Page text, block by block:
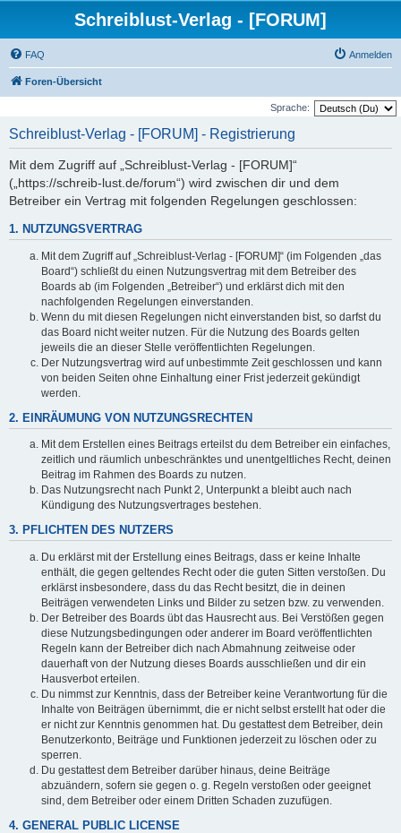
Schreiblust-Verlag - [FORUM]
FAQ Anmelden
Foren-Übersicht
Sprache:
Schreiblust-Verlag - [FORUM] - Registrierung
Mit dem Zugriff auf „Schreiblust-Verlag - [FORUM]“
(„https://schreib-lust.de/forum“) wird zwischen dir und dem
Betreiber ein Vertrag mit folgenden Regelungen geschlossen:
1. NUTZUNGSVERTRAG
Mit dem Zugriff auf „Schreiblust-Verlag - [FORUM]“ (im Folgenden „das
Board“) schließt du einen Nutzungsvertrag mit dem Betreiber des
Boards ab (im Folgenden „Betreiber“) und erklärst dich mit den
nachfolgenden Regelungen einverstanden.
Wenn du mit diesen Regelungen nicht einverstanden bist, so darfst du
das Board nicht weiter nutzen. Für die Nutzung des Boards gelten
jeweils die an dieser Stelle veröffentlichten Regelungen.
Der Nutzungsvertrag wird auf unbestimmte Zeit geschlossen und kann
von beiden Seiten ohne Einhaltung einer Frist jederzeit gekündigt
werden.
2. EINRÄUMUNG VON NUTZUNGSRECHTEN
Mit dem Erstellen eines Beitrags erteilst du dem Betreiber ein einfaches,
zeitlich und räumlich unbeschränktes und unentgeltliches Recht, deinen
Beitrag im Rahmen des Boards zu nutzen.
Das Nutzungsrecht nach Punkt 2, Unterpunkt a bleibt auch nach
Kündigung des Nutzungsvertrages bestehen.
3. PFLICHTEN DES NUTZERS
Du erklärst mit der Erstellung eines Beitrags, dass er keine Inhalte
enthält, die gegen geltendes Recht oder die guten Sitten verstoßen. Du
erklärst insbesondere, dass du das Recht besitzt, die in deinen
Beiträgen verwendeten Links und Bilder zu setzen bzw. zu verwenden.
Der Betreiber des Boards übt das Hausrecht aus. Bei Verstößen gegen
diese Nutzungsbedingungen oder anderer im Board veröffentlichten
Regeln kann der Betreiber dich nach Abmahnung zeitweise oder
dauerhaft von der Nutzung dieses Boards ausschließen und dir ein
Hausverbot erteilen.
Du nimmst zur Kenntnis, dass der Betreiber keine Verantwortung für die
Inhalte von Beiträgen übernimmt, die er nicht selbst erstellt hat oder die
er nicht zur Kenntnis genommen hat. Du gestattest dem Betreiber, dein
Benutzerkonto, Beiträge und Funktionen jederzeit zu löschen oder zu
sperren.
Du gestattest dem Betreiber darüber hinaus, deine Beiträge
abzuändern, sofern sie gegen o. g. Regeln verstoßen oder geeignet
sind, dem Betreiber oder einem Dritten Schaden zuzufügen.
4. GENERAL PUBLIC LICENSE